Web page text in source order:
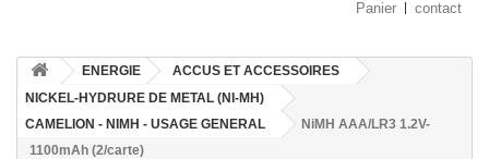
Panier contact
ENERGIE
ACCUS ET ACCESSOIRES
NICKEL-HYDRURE DE METAL (NI-MH)
CAMELION - NIMH - USAGE GENERAL
NiMH AAA/LR3 1.2V-
1100mAh (2/carte)